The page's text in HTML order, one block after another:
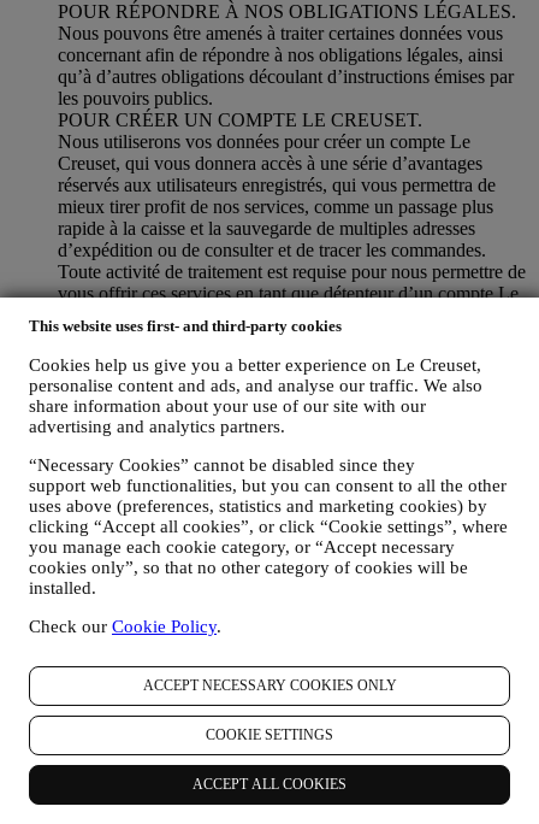
This website uses first- and third-party cookies
Cookies help us give you a better experience on Le Creuset,
personalise content and ads, and analyse our traffic. We also
share information about your use of our site with our
advertising and analytics partners.
“Necessary Cookies” cannot be disabled since they
support web functionalities, but you can consent to all the other
uses above (preferences, statistics and marketing cookies) by
clicking “Accept all cookies”, or click “Cookie settings”, where
you manage each cookie category, or “Accept necessary
cookies only”, so that no other category of cookies will be
installed.
Check our Cookie Policy.
ACCEPT NECESSARY COOKIES ONLY
COOKIE SETTINGS
ACCEPT ALL COOKIES
POUR RÉPONDRE À NOS OBLIGATIONS LÉGALES.
Nous pouvons être amenés à traiter certaines données vous
concernant afin de répondre à nos obligations légales, ainsi
qu’à d’autres obligations découlant d’instructions émises par
les pouvoirs publics.
POUR CRÉER UN COMPTE LE CREUSET.
Nous utiliserons vos données pour créer un compte Le
Creuset, qui vous donnera accès à une série d’avantages
réservés aux utilisateurs enregistrés, qui vous permettra de
mieux tirer profit de nos services, comme un passage plus
rapide à la caisse et la sauvegarde de multiples adresses
d’expédition ou de consulter et de tracer les commandes.
Toute activité de traitement est requise pour nous permettre de
vous offrir ces services en tant que détenteur d’un compte Le
POUR GÉRER VOS COMMANDES ET ASSURER LA
FOURNITURE DE NOS PRODUITS OU LA
PRESTATION DE NOS SERVICES ET VOUS
PROPOSER NOTRE ASSISTANCE.
Nous utiliserons vos données pour gérer notre relation
et en boutique Le Creuset, votre utilisation du Site web, toute
assistance après-vente ultérieure ou votre participation à nos
concours. Nous pourrons avoir à traiter certaines données
vous concernant pour gérer nos obligations administratives
liées à notre relation contractuelle avec vous, telles que la
comptabilité, la facturation et certaines vérifications, la
vérification des paiements par carte, le dépistage de la fraude,
la sécurité, la sécurisation et les tests de nos systèmes, la
maintenance et les analyses statistiques. Occasionnellement,
nous pourrons avoir à vous contacter pour des raisons
administratives ou opérationnelles, comme par exemple
l’envoi d’une confirmation de commande. Nous utiliserons
aussi vos données personnelles pour répondre à vos demandes
transmises par notre Site web ou par d’autres canaux. Cette
activité de traitement est requise pour nous permettre de
prester nos services à votre intention. Nous pouvons traiter